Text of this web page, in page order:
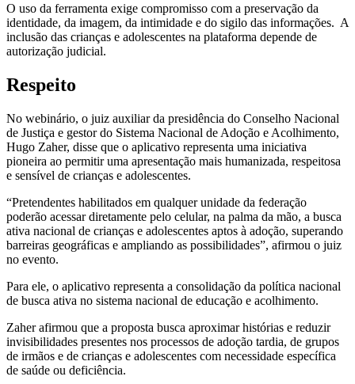
O uso da ferramenta exige compromisso com a preservação da
identidade, da imagem, da intimidade e do sigilo das informações. A
inclusão das crianças e adolescentes na plataforma depende de
autorização judicial.
Respeito
No webinário, o juiz auxiliar da presidência do Conselho Nacional
de Justiça e gestor do Sistema Nacional de Adoção e Acolhimento,
Hugo Zaher, disse que o aplicativo representa uma iniciativa
pioneira ao permitir uma apresentação mais humanizada, respeitosa
e sensível de crianças e adolescentes.
“Pretendentes habilitados em qualquer unidade da federação
poderão acessar diretamente pelo celular, na palma da mão, a busca
ativa nacional de crianças e adolescentes aptos à adoção, superando
barreiras geográficas e ampliando as possibilidades”, afirmou o juiz
no evento.
Para ele, o aplicativo representa a consolidação da política nacional
de busca ativa no sistema nacional de educação e acolhimento.
Zaher afirmou que a proposta busca aproximar histórias e reduzir
invisibilidades presentes nos processos de adoção tardia, de grupos
de irmãos e de crianças e adolescentes com necessidade específica
de saúde ou deficiência.